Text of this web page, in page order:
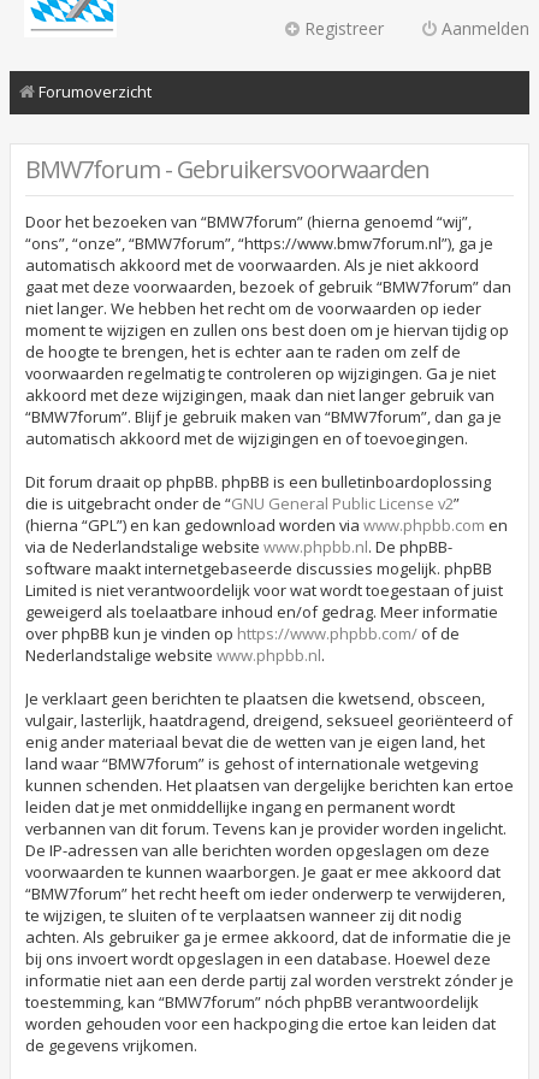
Aanmelden
Registreer
Forumoverzicht
BMW7forum - Gebruikersvoorwaarden
Door het bezoeken van “BMW7forum” (hierna genoemd “wij”,
“ons”, “onze”, “BMW7forum”, “https://www.bmw7forum.nl”), ga je
automatisch akkoord met de voorwaarden. Als je niet akkoord
gaat met deze voorwaarden, bezoek of gebruik “BMW7forum” dan
niet langer. We hebben het recht om de voorwaarden op ieder
moment te wijzigen en zullen ons best doen om je hiervan tijdig op
de hoogte te brengen, het is echter aan te raden om zelf de
voorwaarden regelmatig te controleren op wijzigingen. Ga je niet
akkoord met deze wijzigingen, maak dan niet langer gebruik van
“BMW7forum”. Blijf je gebruik maken van “BMW7forum”, dan ga je
automatisch akkoord met de wijzigingen en of toevoegingen.
Dit forum draait op phpBB. phpBB is een bulletinboardoplossing
die is uitgebracht onder de “GNU General Public License v2”
(hierna “GPL”) en kan gedownload worden via www.phpbb.com en
via de Nederlandstalige website www.phpbb.nl. De phpBB-
software maakt internetgebaseerde discussies mogelijk. phpBB
Limited is niet verantwoordelijk voor wat wordt toegestaan of juist
geweigerd als toelaatbare inhoud en/of gedrag. Meer informatie
over phpBB kun je vinden op https://www.phpbb.com/ of de
Nederlandstalige website www.phpbb.nl.
Je verklaart geen berichten te plaatsen die kwetsend, obsceen,
vulgair, lasterlijk, haatdragend, dreigend, seksueel georiënteerd of
enig ander materiaal bevat die de wetten van je eigen land, het
land waar “BMW7forum” is gehost of internationale wetgeving
kunnen schenden. Het plaatsen van dergelijke berichten kan ertoe
leiden dat je met onmiddellijke ingang en permanent wordt
verbannen van dit forum. Tevens kan je provider worden ingelicht.
De IP-adressen van alle berichten worden opgeslagen om deze
voorwaarden te kunnen waarborgen. Je gaat er mee akkoord dat
“BMW7forum” het recht heeft om ieder onderwerp te verwijderen,
te wijzigen, te sluiten of te verplaatsen wanneer zij dit nodig
achten. Als gebruiker ga je ermee akkoord, dat de informatie die je
bij ons invoert wordt opgeslagen in een database. Hoewel deze
informatie niet aan een derde partij zal worden verstrekt zónder je
toestemming, kan “BMW7forum” nóch phpBB verantwoordelijk
worden gehouden voor een hackpoging die ertoe kan leiden dat
de gegevens vrijkomen.